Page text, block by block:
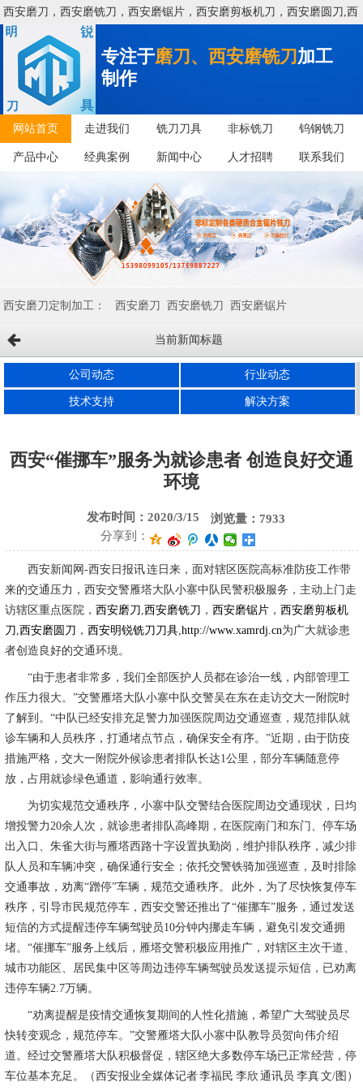
西安磨刀，西安磨铣刀，西安磨锯片，西安磨剪板机刀，西安磨圆刀,西
安明锐铣刀刀具
专注于磨刀、西安磨铣刀 加工
制作
网站首页 走进我们 铣刀刀具 非标铣刀 钨钢铣刀
产品中心 经典案例 新闻中心 人才招聘 联系我们
西安磨刀定制加工： 西安磨刀 西安磨铣刀 西安磨锯片
西安磨剪板机刀 西安铣刀 西安合金铣刀
西安精密磨刀
当前新闻标题
公司动态 行业动态
技术支持 解决方案
西安“催挪车”服务为就诊患者 创造良好交通
环境
发布时间：2020/3/15
浏览量：7933
分享到：
西安新闻网-西安日报讯 连日来，面对辖区医院高标准防疫工作带
来的交通压力，西安交警雁塔大队小寨中队民警积极服务，主动上门走
访辖区重点医院， 西安磨刀 西安磨铣刀 ， 西安磨锯片， 西安磨剪板机
刀 西安磨圆刀 ， 西安明锐铣刀刀具, http://www.xamrdj.cn为广大就诊患
者创造良好的交通环境。
“由于患者非常多，我们全部医护人员都在诊治一线，内部管理工
作压力很大。”交警雁塔大队小寨中队交警吴在东在走访交大一附院时
了解到。“中队已经安排充足警力加强医院周边交通巡查，规范排队就
诊车辆和人员秩序，打通堵点节点，确保安全有序。”近期，由于防疫
措施严格，交大一附院外候诊患者排队长达1公里，部分车辆随意停
放，占用就诊绿色通道，影响通行效率。
为切实规范交通秩序，小寨中队交警结合医院周边交通现状，日均
增投警力20余人次，就诊患者排队高峰期，在医院南门和东门、停车场
出入口、朱雀大街与雁塔西路十字设置执勤岗，维护排队秩序，减少排
队人员和车辆冲突，确保通行安全；依托交警铁骑加强巡查，及时排除
交通事故，劝离“蹭停”车辆，规范交通秩序。 此外，为了尽快恢复停车
秩序，引导市民规范停车，西安交警还推出了“催挪车”服务，通过发送
短信的方式提醒违停车辆驾驶员10分钟内挪走车辆，避免引发交通拥
堵。“催挪车”服务上线后，雁塔交警积极应用推广，对辖区主次干道、
城市功能区、居民集中区等周边违停车辆驾驶员发送提示短信，已劝离
违停车辆2.7万辆。
“劝离提醒是疫情交通恢复期间的人性化措施，希望广大驾驶员尽
快转变观念，规范停车。”交警雁塔大队小寨中队教导员贺向伟介绍
道。经过交警雁塔大队积极督促，辖区绝大多数停车场已正常经营，停
车位基本充足。（西安报业全媒体记者 李福民 李欣 通讯员 李真 文/图）